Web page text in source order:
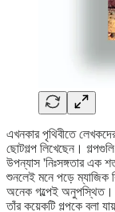
এখনকার পৃথিবীতে
ছোটগল্প লিখেছেন।
উপন্যাস 'নিঃসঙ্গতার এক
শুনলেই মনে পড়ে ম্যাজিক
অনেক গল্পেই অনুপস্থিত।
তাঁর কয়েকটি গল্পকে বলা